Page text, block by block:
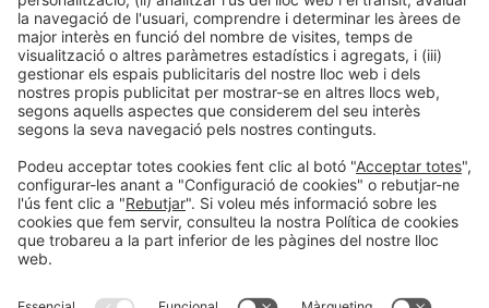
Llicenciada en Gestió de Mitjans amb postgrau en
Gestió Cultural. Treballo a Innova Market Insights
ajudant les empreses a créixer mitjançant l’anàlisi
de tendències i del consumidor.